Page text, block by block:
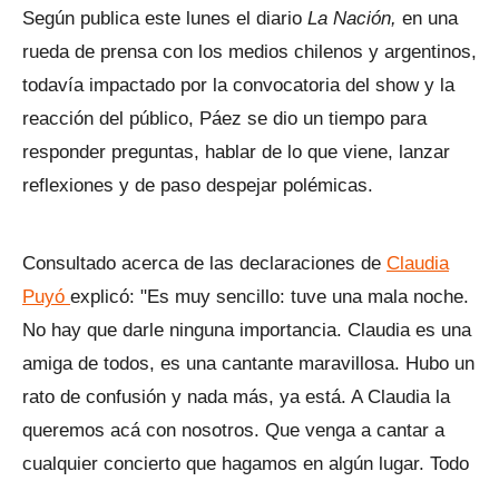
Según publica este lunes el diario La Nación, en una
rueda de prensa con los medios chilenos y argentinos,
todavía impactado por la convocatoria del show y la
reacción del público, Páez se dio un tiempo para
responder preguntas, hablar de lo que viene, lanzar
reflexiones y de paso despejar polémicas.
Consultado acerca de las declaraciones de Claudia
Puyó explicó: "Es muy sencillo: tuve una mala noche.
No hay que darle ninguna importancia. Claudia es una
amiga de todos, es una cantante maravillosa. Hubo un
rato de confusión y nada más, ya está. A Claudia la
queremos acá con nosotros. Que venga a cantar a
cualquier concierto que hagamos en algún lugar. Todo